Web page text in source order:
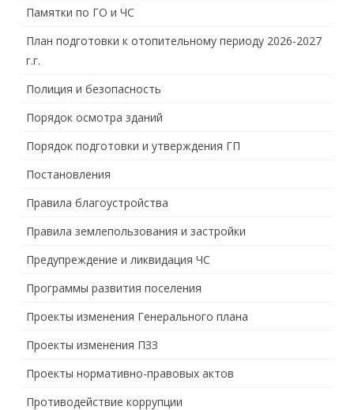
Памятки по ГО и ЧС
План подготовки к отопительному периоду 2026-2027
г.г.
Полиция и безопасность
Порядок осмотра зданий
Порядок подготовки и утверждения ГП
Постановления
Правила благоустройства
Правила землепользования и застройки
Предупреждение и ликвидация ЧС
Программы развития поселения
Проекты изменения Генерального плана
Проекты изменения ПЗЗ
Проекты нормативно-правовых актов
Противодействие коррупции